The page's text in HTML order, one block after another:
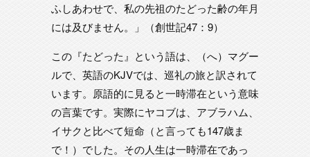
ふしあわせで、私の先祖のたどった齢の年月
には及びません。」（創世記47：9）
この『たどった』という語は、（へ）マグー
ルで、英語のKJVでは、巡礼の旅と訳されて
います。原語的に見ると一時滞在という意味
の言葉です。実際にヤコブは、アブラハム、
イサクと比べて短命（と言っても147歳ま
で！）でした。その人生は一時滞在であっ